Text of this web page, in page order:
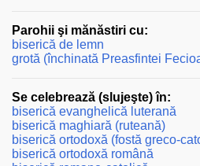
Parohii şi mănăstiri cu:
biserică de lemn
grotă (închinată Preasfintei
Se celebrează (slujeşte) în:
biserică evanghelică luterană
biserică maghiară (ruteană)
biserică ortodoxă (fostă greco-
biserică ortodoxă română